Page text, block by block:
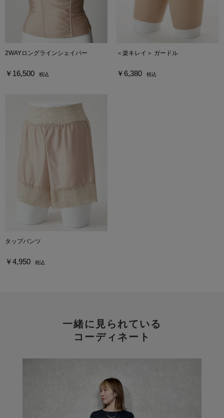
2WAYロングラインシェイパー
￥16,500 税込
＜楽キレイ＞ ガードル
￥6,380 税込
タップパンツ
￥4,950 税込
一緒に見られている
コーディネート